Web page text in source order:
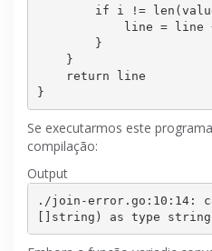
Se executarmos este
compilação:
Output
./join-error.go:10:14: